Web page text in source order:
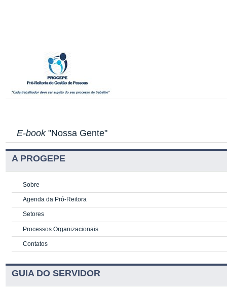
E-book"Nossa Gente"
A PROGEPE
Sobre
Agenda da Pró-Reitora
Setores
Processos Organizacionais
Contatos
GUIA DO SERVIDOR